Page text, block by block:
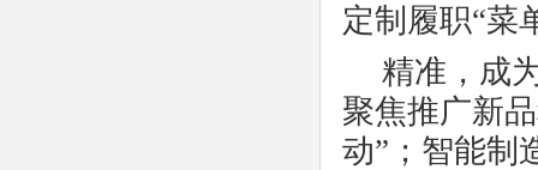
定制履职“菜
精准，成
聚焦推广新
动”；智能制